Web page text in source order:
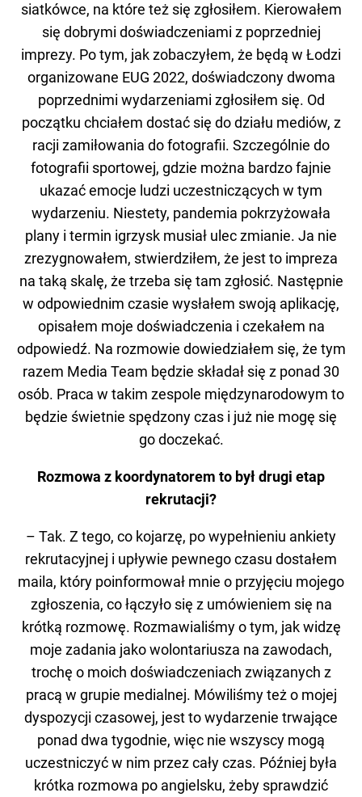
siatkówce, na które też się zgłosiłem. Kierowałem
się dobrymi doświadczeniami z poprzedniej
imprezy. Po tym, jak zobaczyłem, że będą w Łodzi
organizowane EUG 2022, doświadczony dwoma
poprzednimi wydarzeniami zgłosiłem się. Od
początku chciałem dostać się do działu mediów, z
racji zamiłowania do fotografii. Szczególnie do
fotografii sportowej, gdzie można bardzo fajnie
ukazać emocje ludzi uczestniczących w tym
wydarzeniu. Niestety, pandemia pokrzyżowała
plany i termin igrzysk musiał ulec zmianie. Ja nie
zrezygnowałem, stwierdziłem, że jest to impreza
na taką skalę, że trzeba się tam zgłosić. Następnie
w odpowiednim czasie wysłałem swoją aplikację,
opisałem moje doświadczenia i czekałem na
odpowiedź. Na rozmowie dowiedziałem się, że tym
razem Media Team będzie składał się z ponad 30
osób. Praca w takim zespole międzynarodowym to
będzie świetnie spędzony czas i już nie mogę się
go doczekać.
Rozmowa z koordynatorem to był drugi etap
rekrutacji?
– Tak. Z tego, co kojarzę, po wypełnieniu ankiety
rekrutacyjnej i upływie pewnego czasu dostałem
maila, który poinformował mnie o przyjęciu mojego
zgłoszenia, co łączyło się z umówieniem się na
krótką rozmowę. Rozmawialiśmy o tym, jak widzę
moje zadania jako wolontariusza na zawodach,
trochę o moich doświadczeniach związanych z
pracą w grupie medialnej. Mówiliśmy też o mojej
dyspozycji czasowej, jest to wydarzenie trwające
ponad dwa tygodnie, więc nie wszyscy mogą
uczestniczyć w nim przez cały czas. Później była
krótka rozmowa po angielsku, żeby sprawdzić